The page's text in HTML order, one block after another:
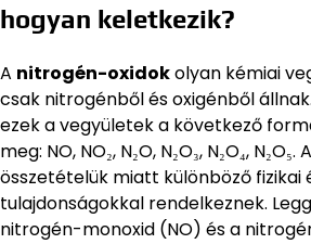
hogyan keletkezik?
A nitrogén-oxidokolyan kémiai
csak nitrogénből és oxigénből
ezek a vegyületek a következő
meg: NO, NO₂, N₂O, N₂O₃, N₂O₄,
összetételük miatt különböző fizikai
tulajdonságokkal rendelkeznek.
nitrogén-monoxid (NO) és a